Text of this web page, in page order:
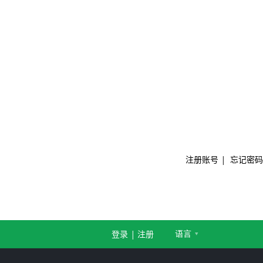
注册账号 | 忘记密码
语言
登录 | 注册